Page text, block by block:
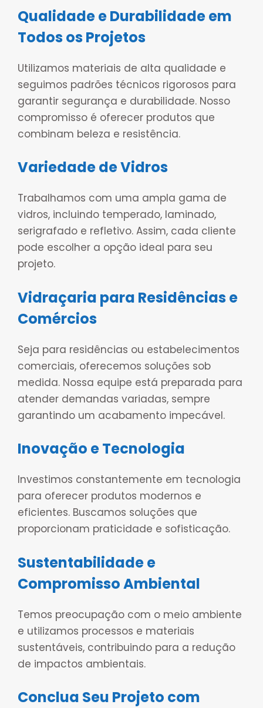
Qualidade e Durabilidade em
Todos os Projetos
Utilizamos materiais de alta qualidade e
seguimos padrões técnicos rigorosos para
garantir segurança e durabilidade. Nosso
compromisso é oferecer produtos que
combinam beleza e resistência.
Variedade de Vidros
Trabalhamos com uma ampla gama de
vidros, incluindo temperado, laminado,
serigrafado e refletivo. Assim, cada cliente
pode escolher a opção ideal para seu
projeto.
Vidraçaria para Residências e
Comércios
Seja para residências ou estabelecimentos
comerciais, oferecemos soluções sob
medida. Nossa equipe está preparada para
atender demandas variadas, sempre
garantindo um acabamento impecável.
Inovação e Tecnologia
Investimos constantemente em tecnologia
para oferecer produtos modernos e
eficientes. Buscamos soluções que
proporcionam praticidade e sofisticação.
Sustentabilidade e
Compromisso Ambiental
Temos preocupação com o meio ambiente
e utilizamos processos e materiais
sustentáveis, contribuindo para a redução
de impactos ambientais.
Conclua Seu Projeto com